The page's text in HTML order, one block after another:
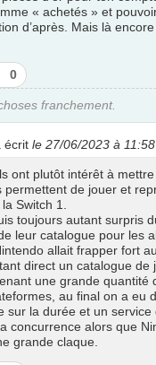
« achetés » et
d’après. Mais là encore
J’aime
pas
0
franchement.
écrit le 27/06/2023 à 11:58
ont plutôt intérêt à
permettent de jouer et
Switch 1.
toujours autant surpris
leur catalogue pour les
allait frapper fort
direct un catalogue de
une grande quantité
au final on a eu
sur la durée et un service
concurrence alors que
grande claque.